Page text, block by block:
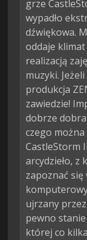
grze
wypadło
dźwiękowa.
oddaje
realizacją
muzyki.
produkcja
zawiedzie!
dobrze
czego można
CastleStorm
arcydzieło, z
zapoznać się
ujrzany
pewno
której co